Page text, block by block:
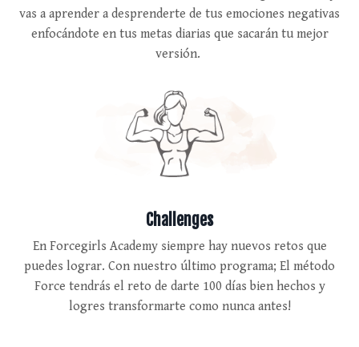
vas a aprender a desprenderte de tus emociones negativas
enfocándote en tus metas diarias que sacarán tu mejor
versión.
Challenges
En Forcegirls Academy siempre hay nuevos retos que
puedes lograr. Con nuestro último programa; El método
Force tendrás el reto de darte 100 días bien hechos y
logres transformarte como nunca antes!